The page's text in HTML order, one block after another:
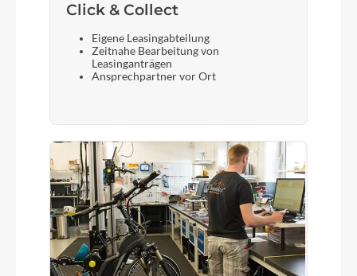
Click & Collect
Eigene Leasingabteilung
Zeitnahe Bearbeitung von
Leasinganträgen
Ansprechpartner vor Ort